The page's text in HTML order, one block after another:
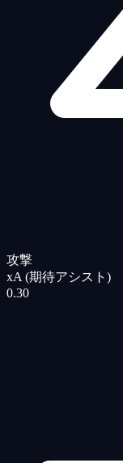
攻撃
xA (期待アシスト)
0.30